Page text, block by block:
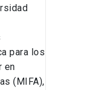
para los
en
(MIFA),